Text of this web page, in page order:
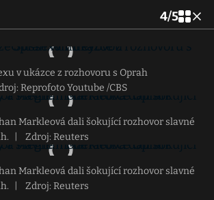
4/5
v ukázce z rozhovoru s Oprah
Reprofoto Youtube /CBS
Markleová dali šokující rozhovor slavné
Zdroj: Reuters
Markleová dali šokující rozhovor slavné
Zdroj: Reuters